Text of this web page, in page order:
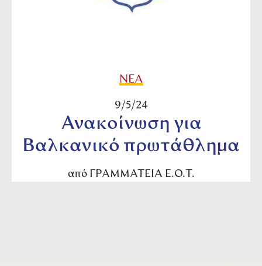
ΝΕΑ
9/5/24
Ανακοίνωση για
Βαλκανικό πρωτάθλημα
από ΓΡΑΜΜΑΤΕΙΑ Ε.Ο.Τ.